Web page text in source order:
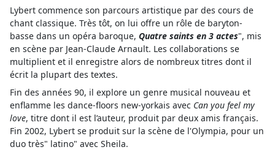
Lybert commence son parcours artistique par des cours de
chant classique. Très tôt, on lui offre un rôle de baryton-
basse dans un opéra baroque, Quatre saints en 3 actes", mis
en scène par Jean-Claude Arnault. Les collaborations se
multiplient et il enregistre alors de nombreux titres dont il
écrit la plupart des textes.
Fin des années 90, il explore un genre musical nouveau et
enflamme les dance-floors new-yorkais avec Can you feel my
love, titre dont il est l’auteur, produit par deux amis français.
Fin 2002, Lybert se produit sur la scène de l'Olympia, pour un
duo très" latino" avec Sheila.